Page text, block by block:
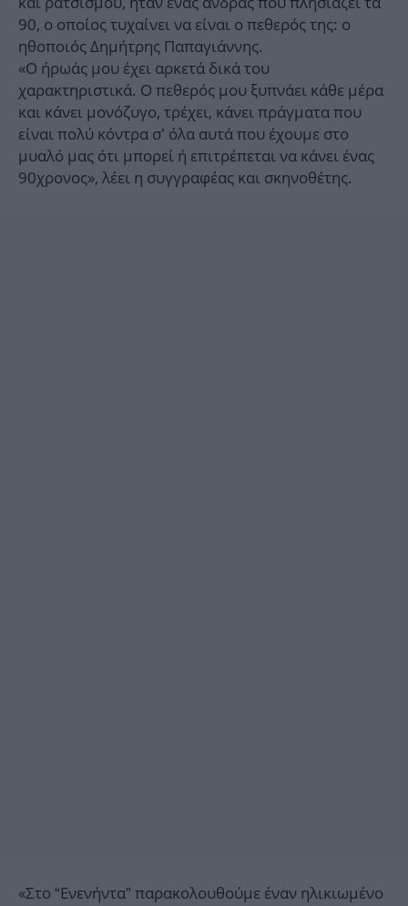
90, ο οποίος τυχαίνει να είναι ο πεθερός της: ο
ηθοποιός Δημήτρης Παπαγιάννης.
«Ο ήρωάς μου έχει αρκετά δικά του
χαρακτηριστικά. Ο πεθερός μου ξυπνάει κάθε μέρα
και κάνει μονόζυγο, τρέχει, κάνει πράγματα που
είναι πολύ κόντρα σ’ όλα αυτά που έχουμε στο
μυαλό μας ότι μπορεί ή επιτρέπεται να κάνει ένας
90χρονος», λέει η συγγραφέας και σκηνοθέτης.
«Στο “Ενενήντα” παρακολουθούμε έναν ηλικιωμένο